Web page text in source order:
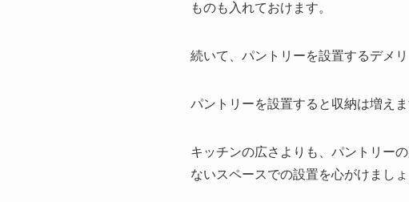
ものも入れておけます。
続いて、パントリーを設置するデメ
パントリーを設置すると収納は増え
キッチンの広さよりも、パントリー
ないスペースでの設置を心がけましょ